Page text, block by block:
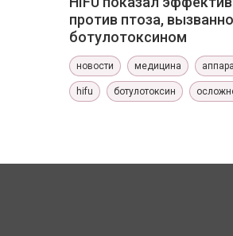
против птоза,
ботулотоксином
новости медицина
hifu ботулотоксин